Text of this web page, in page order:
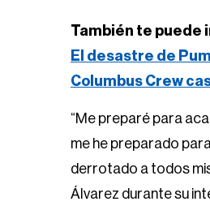
También te puede
El desastre de
Columbus Crew
“Me preparé para
me he preparado
derrotado a todos
Álvarez durante su